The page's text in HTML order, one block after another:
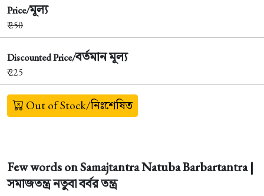
Price/মূল্য
₹250
Discounted Price/বর্তমান মূল্য
₹ 225
Out of Stock/নিঃশেষিত
Few words on Samajtantra Natuba Barbartantra |
সমাজতন্ত্র নতুবা বর্বর তন্ত্র